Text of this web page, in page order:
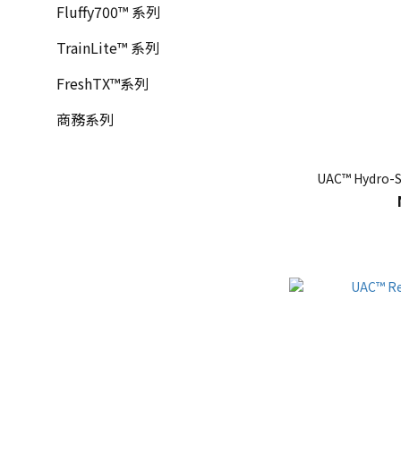
Fluffy700™ 系列
TrainLite™ 系列
FreshTX™系列
商務系列
UAC™ Hydro-